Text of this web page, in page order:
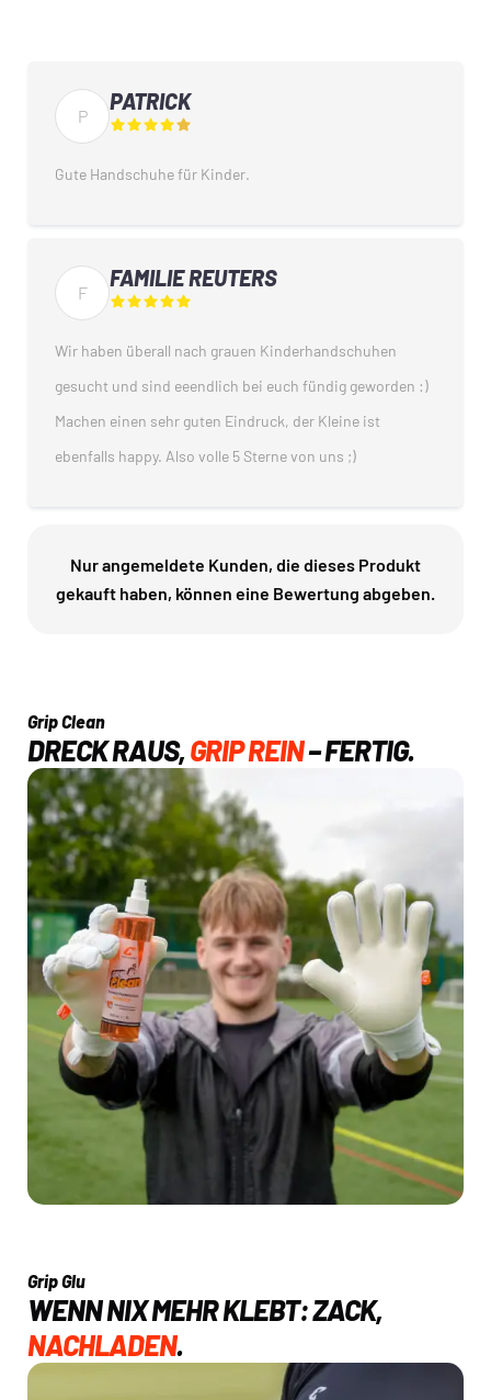
P
PATRICK
Gute Handschuhe für Kinder.
F
FAMILIE REUTERS
Wir haben überall nach grauen Kinderhandschuhen
gesucht und sind eeendlich bei euch fündig geworden :)
Machen einen sehr guten Eindruck, der Kleine ist
ebenfalls happy. Also volle 5 Sterne von uns ;)
Nur angemeldete Kunden, die dieses Produkt
gekauft haben, können eine Bewertung abgeben.
Grip Clean
DRECK RAUS,GRIP REIN– FERTIG.
Grip Glu
WENN NIX MEHR KLEBT: ZACK,
NACHLADEN.